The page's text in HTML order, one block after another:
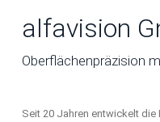
alfavision
Oberflächenpräzision
Seit 20 Jahren entwickelt die